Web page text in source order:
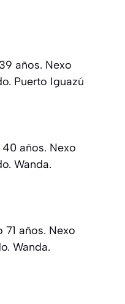
años. Nexo
Puerto Iguazú
años. Nexo
Wanda.
años. Nexo
Wanda.